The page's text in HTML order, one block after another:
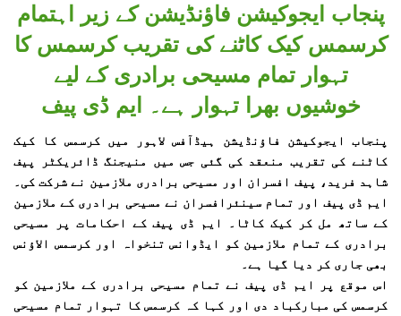
پنجاب ایجوکیشن فاؤنڈیشن کے زیر اہتمام
کرسمس کیک کاٹنے کی تقریب کرسمس کا
تہوار تمام مسیحی برادری کے لیے
خوشیوں بھرا تہوار ہے۔ ایم ڈی پیف
پنجاب ایجوکیشن فاؤنڈیشن ہیڈآفس لاہور میں کرسمس کا کیک
کاٹنے کی تقریب منعقد کی گئی جس میں منیجنگ ڈائریکٹر پیف
شاہد فرید، پیف افسران اور مسیحی برادری ملازمین نے شرکت کی۔
ایم ڈی پیف اور تمام سینئرافسران نے مسیحی برادری کے ملازمین
کے ساتھ مل کر کیک کاٹا۔ ایم ڈی پیف کے احکامات پر مسیحی
برادری کے تمام ملازمین کو ایڈوانس تنخواہ اور کرسمس الاؤنس
بھی جاری کر دیا گیا ہے۔
اس موقع پر ایم ڈی پیف نے تمام مسیحی برادری کے ملازمین کو
کرسمس کی مبارکباد دی اور کہا کہ کرسمس کا تہوار تمام مسیحی